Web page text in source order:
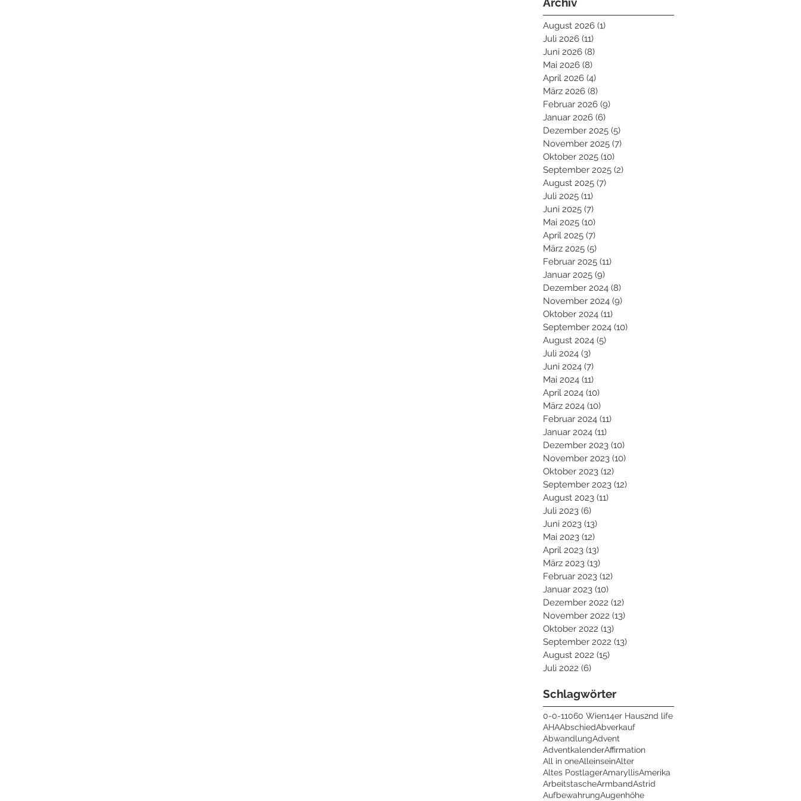
Archiv
August 2026 (1)
Juli 2026 (11)
Juni 2026 (8)
Mai 2026 (8)
April 2026 (4)
März 2026 (8)
Februar 2026 (9)
Januar 2026 (6)
Dezember 2025 (5)
November 2025 (7)
Oktober 2025 (10)
September 2025 (2)
August 2025 (7)
Juli 2025 (11)
Juni 2025 (7)
Mai 2025 (10)
April 2025 (7)
März 2025 (5)
Februar 2025 (11)
Januar 2025 (9)
Dezember 2024 (8)
November 2024 (9)
Oktober 2024 (11)
September 2024 (10)
August 2024 (5)
Juli 2024 (3)
Juni 2024 (7)
Mai 2024 (11)
April 2024 (10)
März 2024 (10)
Februar 2024 (11)
Januar 2024 (11)
Dezember 2023 (10)
November 2023 (10)
Oktober 2023 (12)
September 2023 (12)
August 2023 (11)
Juli 2023 (6)
Juni 2023 (13)
Mai 2023 (12)
April 2023 (13)
März 2023 (13)
Februar 2023 (12)
Januar 2023 (10)
Dezember 2022 (12)
November 2022 (13)
Oktober 2022 (13)
September 2022 (13)
August 2022 (15)
Juli 2022 (6)
Schlagwörter
0-0-11060 Wien14er Haus2nd life
AHAAbschiedAbverkauf
AbwandlungAdvent
AdventkalenderAffirmation
All in oneAlleinseinAlter
Altes PostlagerAmaryllisAmerika
ArbeitstascheArmbandAstrid
AufbewahrungAugenhöhe